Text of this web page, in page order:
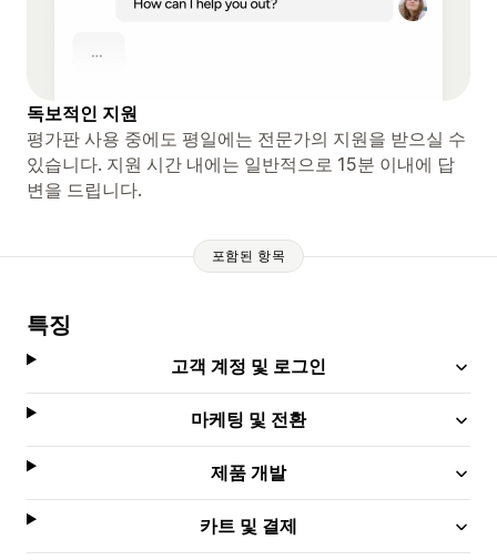
독보적인 지원
평가판 사용 중에도 평일에는 전문가의 지원을 받으실 수
있습니다. 지원 시간 내에는 일반적으로 15분 이내에 답
변을 드립니다.
포함된 항목
특징
고객 계정 및 로그인
마케팅 및 전환
제품 개발
카트 및 결제